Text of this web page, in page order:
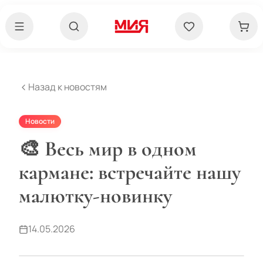
Назад к новостям
Новости
🎨 Весь мир в одном
кармане: встречайте нашу
малютку-новинку
14.05.2026